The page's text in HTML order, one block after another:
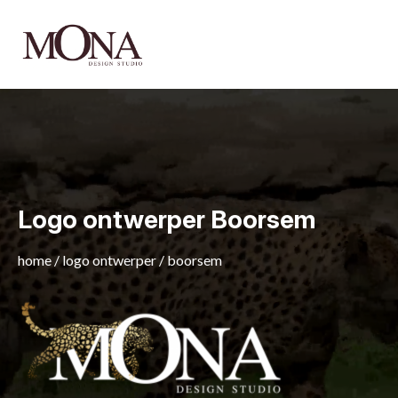
Logo ontwerper Boorsem
home/logo ontwerper /boorsem